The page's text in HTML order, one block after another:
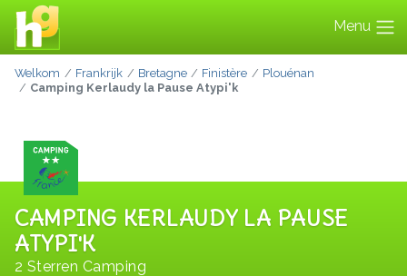
Menu
Welkom Frankrijk Bretagne Finistère
Plouénan
Camping Kerlaudy la Pause Atypi'k
CAMPING KERLAUDY LA PAUSE
ATYPI'K
2 Sterren Camping